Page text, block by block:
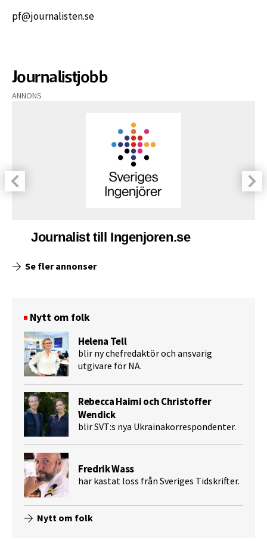
pf@journalisten.se
Journalistjobb
ANNONS
Journalist till Ingenjoren.se
Se fler annonser
Nytt om folk
Helena Tell
blir ny chefredaktör och ansvarig
utgivare för NA.
Rebecca Haimi och Christoffer
Wendick
blir SVT:s nya Ukrainakorrespondenter.
Fredrik Wass
har kastat loss från Sveriges Tidskrifter.
Nytt om folk